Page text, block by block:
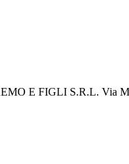
E FIGLI S.R.L. Via